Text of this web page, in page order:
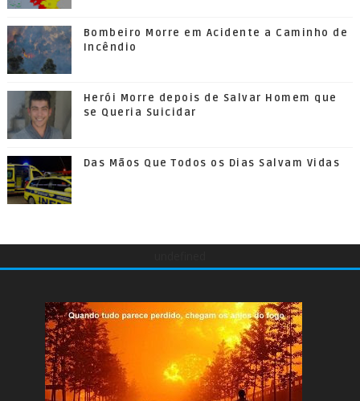
Bombeiro Morre em Acidente a Caminho de
Incêndio
Herói Morre depois de Salvar Homem que
se Queria Suicidar
Das Mãos Que Todos os Dias Salvam Vidas